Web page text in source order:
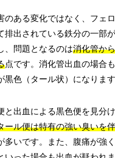
のある変化ではなく、フェ
排出されている鉄分の一部
、問題となるのは消化管か
点です。消化管出血の場合
黒色（タール状）になります
と出血による黒色便を見分
ール便は特有の強い臭いを
多いです。また、腹痛が強